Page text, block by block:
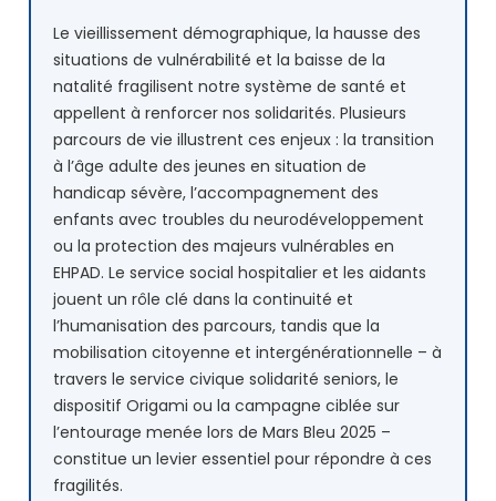
Le vieillissement démographique, la hausse des
situations de vulnérabilité et la baisse de la
natalité fragilisent notre système de santé et
appellent à renforcer nos solidarités. Plusieurs
parcours de vie illustrent ces enjeux : la transition
à l’âge adulte des jeunes en situation de
handicap sévère, l’accompagnement des
enfants avec troubles du neurodéveloppement
ou la protection des majeurs vulnérables en
EHPAD. Le service social hospitalier et les aidants
jouent un rôle clé dans la continuité et
l’humanisation des parcours, tandis que la
mobilisation citoyenne et intergénérationnelle – à
travers le service civique solidarité seniors, le
dispositif Origami ou la campagne ciblée sur
l’entourage menée lors de Mars Bleu 2025 –
constitue un levier essentiel pour répondre à ces
fragilités.